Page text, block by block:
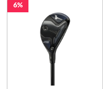
6